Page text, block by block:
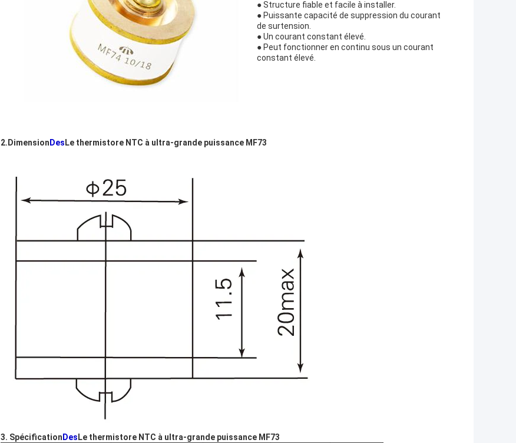
● Structure fiable et facile à installer.
● Puissante capacité de suppression du courant
de surtension.
● Un courant constant élevé.
● Peut fonctionner en continu sous un courant
constant élevé.
2.Dimension Des Le thermistore NTC à ultra-grande puissance MF73
3. Spécification Des Le thermistore NTC à ultra-grande puissance MF73